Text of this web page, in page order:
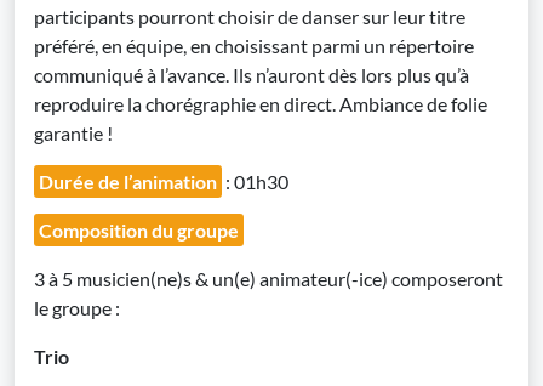
participants pourront choisir de danser sur leur titre
préféré, en équipe, en choisissant parmi un répertoire
communiqué à l’avance. Ils n’auront dès lors plus qu’à
reproduire la chorégraphie en direct. Ambiance de folie
garantie !
Durée de l’animation : 01h30
Composition du groupe
3 à 5 musicien(ne)s & un(e) animateur(-ice) composeront
le groupe :
Trio